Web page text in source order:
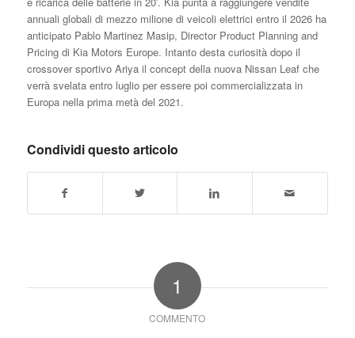
annuali globali di mezzo milione di veicoli elettrici entro il 2026 ha
anticipato Pablo Martinez Masip, Director Product Planning and
Pricing di Kia Motors Europe. Intanto desta curiosità dopo il
crossover sportivo Ariya il concept della nuova Nissan Leaf che
verrà svelata entro luglio per essere poi commercializzata in
Europa nella prima metà del 2021.
Condividi questo articolo
1
COMMENTO